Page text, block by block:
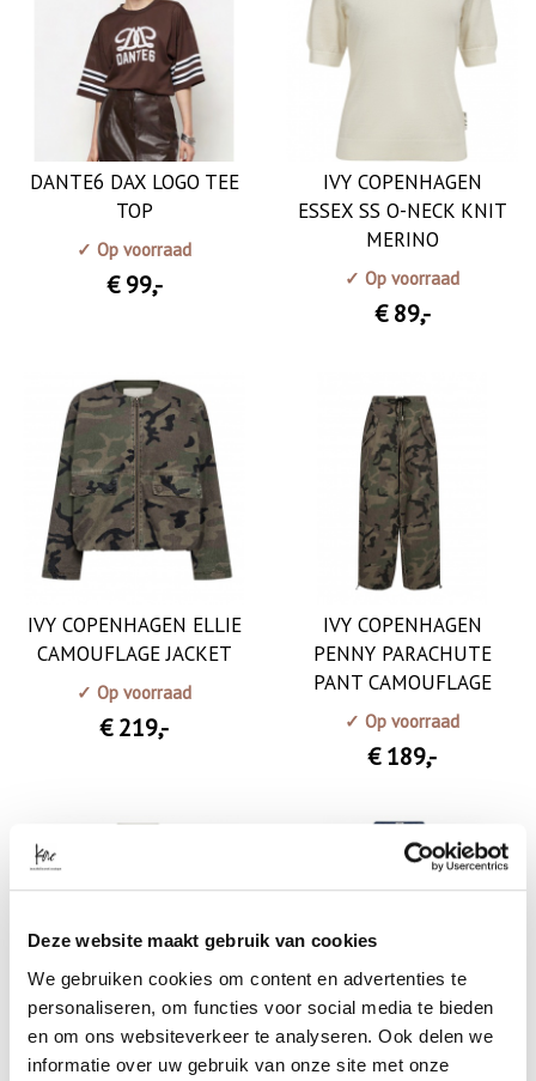
Deze website maakt gebruik van cookies
We gebruiken cookies om content en advertenties te
personaliseren, om functies voor social media te bieden
en om ons websiteverkeer te analyseren. Ook delen we
informatie over uw gebruik van onze site met onze
DANTE6 DAX LOGO TEE
TOP
✓ Op voorraad
€ 99,-
IVY COPENHAGEN
ESSEX SS O-NECK KNIT
MERINO
✓ Op voorraad
€ 89,-
IVY COPENHAGEN ELLIE
CAMOUFLAGE JACKET
✓ Op voorraad
€ 219,-
IVY COPENHAGEN
PENNY PARACHUTE
PANT CAMOUFLAGE
✓ Op voorraad
€ 189,-
IVY COPENHAGEN ELLY IVY COPENHAGEN